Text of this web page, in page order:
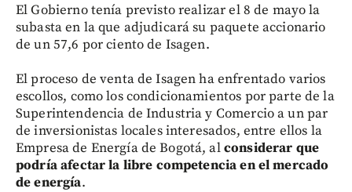
El Gobierno tenía previsto realizar el 8 de mayo la
subasta en la que adjudicará su paquete accionario
de un 57,6 por ciento de Isagen.
El proceso de venta de Isagen ha enfrentado varios
escollos, como los condicionamientos por parte de la
Superintendencia de Industria y Comercio a un par
de inversionistas locales interesados, entre ellos la
Empresa de Energía de Bogotá, alconsiderar que
podría afectar la libre competencia en el mercado
de energía.